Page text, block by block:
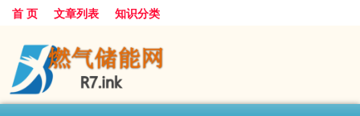
首 页 文章列表 知识分类